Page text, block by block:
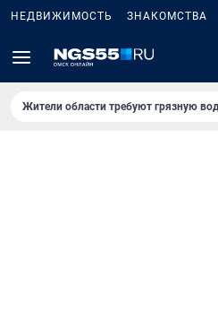
НЕДВИЖИМОСТЬ ЗНАКОМСТВА
Жители области требуют грязную